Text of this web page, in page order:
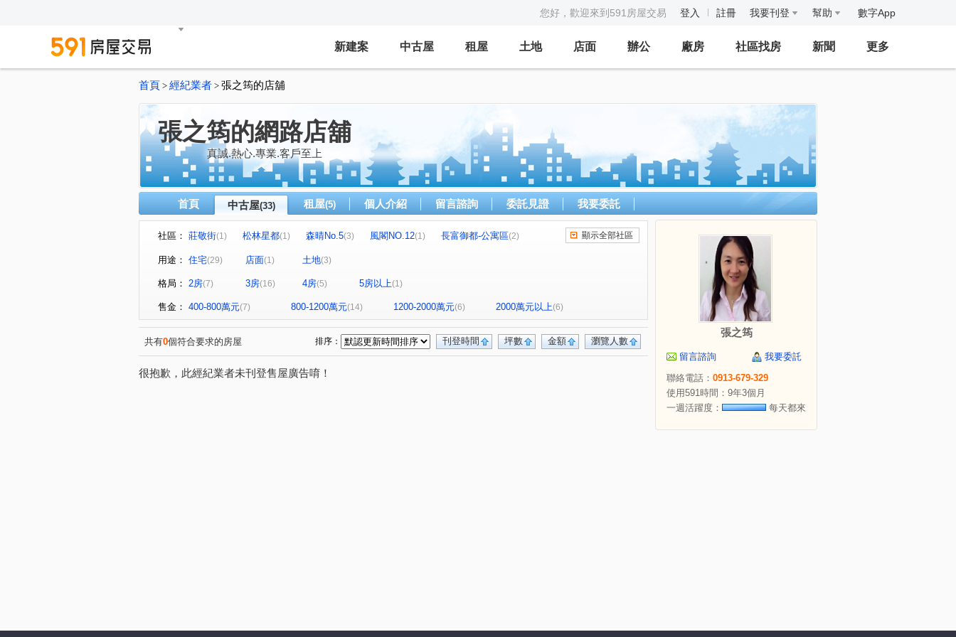
您好，歡迎來到591房屋交易 登入 註冊 我要刊登 幫助 數字App
新建案 中古屋 租屋 土地 店面 辦公 廠房 社區找房 新聞 更多
首頁 > 經紀業者 > 張之筠的店舖
張之筠的網路店舖
真誠.熱心.專業.客戶至上
首頁 中古屋(33) 租屋(5) 個人介紹 留言諮詢 委託見證 我要委託
社區： 莊敬街(1) 松林星都(1) 森晴No.5(3) 風閣NO.12(1) 長富御都-公寓區(2)
新豐一號 信全街
美居上德湛 和興段 莊敬街 松林街(1)
新生二路(1) 長富路一段(2) 潤泰街(1) 信全街(1) 康泰路(2) 尚仁街(1)
蘭州街(1) 康福街(1) 坑子口(1) 安宅一街(1) 興安街(2) 松江二街(1)
中正五街(1) (1) 安宅三街(1) 光復東路 (2) 建興路一段(1)
明新街(1)
顯示全部社區
用途： 住宅(29) 店面(1) 土地(3)
格局： 2房(7) 3房(16) 4房(5) 5房以上(1)
售金： 400-800萬元(7) 800-1200萬元(14) 1200-2000萬元(6) 2000萬元以上(6)
共有0個符合要求的房屋 瀏覽人數
金額
坪數
刊登時間
排序：
很抱歉，此經紀業者未刊登售屋廣告唷！
張之筠
留言諮詢
我要委託
聯絡電話： 0913-679-329
使用591時間：9年3個月
一週活躍度：
每天都來